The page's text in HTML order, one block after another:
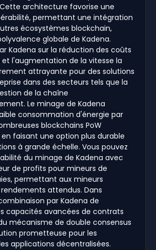
architecture favorise une
permettant une intégration
écosystèmes blockchain,
globale de Kadena.
Kadena sur la réduction des coûts
l'augmentation de la vitesse la
attrayante pour des solutions
dans des secteurs tels que la
de la chaîne
Le minage de Kadena
consommation d'énergie par
blockchains PoW
faisant une option plus durable
à grande échelle. Vous pouvez
du minage de Kadena avec
de profits pour mineurs de
permettant aux mineurs
attendus. Dans
par Kadena de
capacités avancées de contrats
mécanisme de double consensus
prometteuse pour les
applications décentralisées.